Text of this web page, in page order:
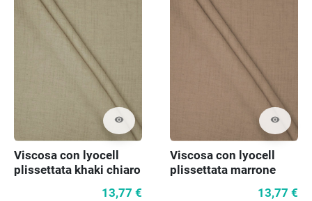
visibility
Viscosa con lyocell
plissettata khaki chiaro
13,77 €
visibility
Viscosa con lyocell
plissettata marrone
13,77 €